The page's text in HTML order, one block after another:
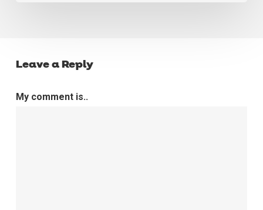
Leave a Reply
My comment is..